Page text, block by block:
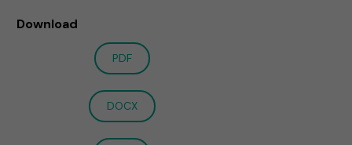
Download
PDF
DOCX